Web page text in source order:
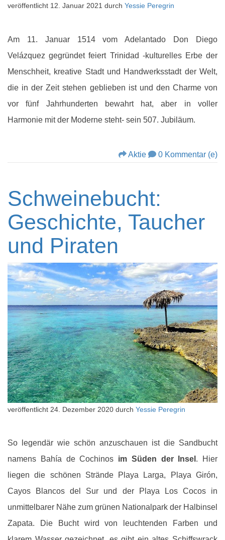
veröffentlicht 12. Januar 2021 durch Yessie Peregrin
Am 11. Januar 1514 vom Adelantado Don Diego
Velázquez gegründet feiert Trinidad -kulturelles Erbe der
Menschheit, kreative Stadt und Handwerksstadt der Welt,
die in der Zeit stehen geblieben ist und den Charme von
vor fünf Jahrhunderten bewahrt hat, aber in voller
Harmonie mit der Moderne steht- sein 507. Jubiläum.
Aktie 0 Kommentar (e)
Schweinebucht:
Geschichte, Taucher
und Piraten
veröffentlicht 24. Dezember 2020 durch Yessie Peregrin
So legendär wie schön anzuschauen ist die Sandbucht
namens Bahía de Cochinos im Süden der Insel . Hier
liegen die schönen Strände Playa Larga, Playa Girón,
Cayos Blancos del Sur und der Playa Los Cocos in
unmittelbarer Nähe zum grünen Nationalpark der Halbinsel
Zapata. Die Bucht wird von leuchtenden Farben und